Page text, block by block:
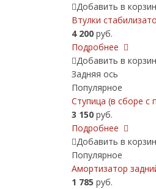
Добавить в
Втулки
4 200 руб.
Подробнее
Добавить в
Задняя ось
Популярное
Ступица (в сборе с
3 150 руб.
Подробнее
Добавить в
Популярное
Амортизатор
1 785 руб.